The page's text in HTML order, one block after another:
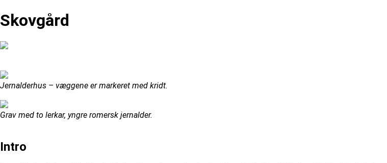
Skovgård
Jernalderhus – væggene er markeret med kridt.
Grav med to lerkar, yngre romersk jernalder.
Intro